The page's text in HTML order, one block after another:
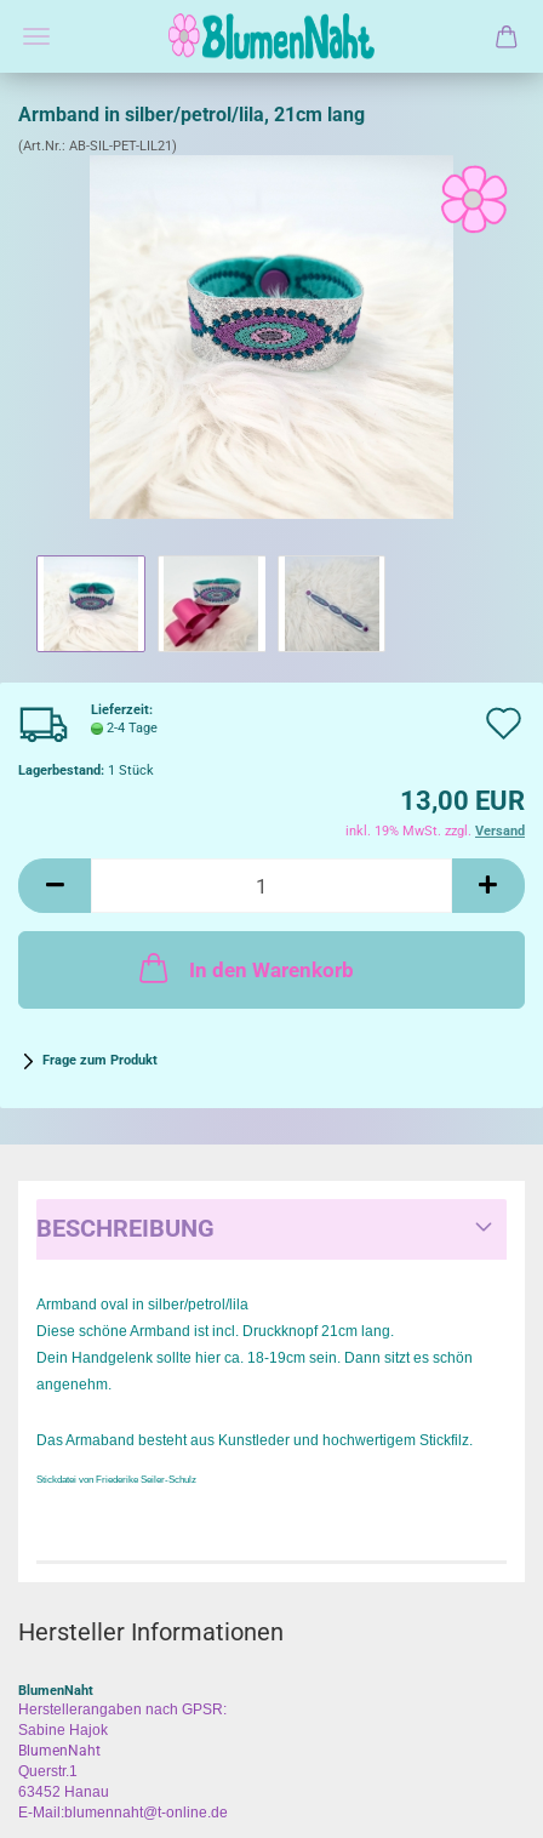
Armband in silber/petrol/lila, 21cm lang
(Art.Nr.: AB-SIL-PET-LIL21)
Lieferzeit:
2-4 Tage
Lagerbestand: 1 Stück
13,00 EUR
inkl. 19% MwSt. zzgl. Versand
In den Warenkorb
Frage zum Produkt
BESCHREIBUNG
Armband oval in silber/petrol/lila
Diese schöne Armband ist incl. Druckknopf 21cm lang.
Dein Handgelenk sollte hier ca. 18-19cm sein. Dann sitzt es schön
angenehm.
Das Armaband besteht aus Kunstleder und hochwertigem Stickfilz.
Stickdatei von Friederike Seiler-Schulz
Hersteller Informationen
BlumenNaht
Herstellerangaben nach GPSR:
Sabine Hajok
BlumenNaht
Querstr.1
63452 Hanau
E-Mail:blumennaht@t-online.de